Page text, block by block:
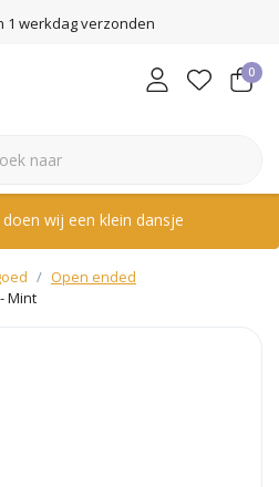
1 werkdag verzonden
0
wij een klein dansje
Open ended
Mint